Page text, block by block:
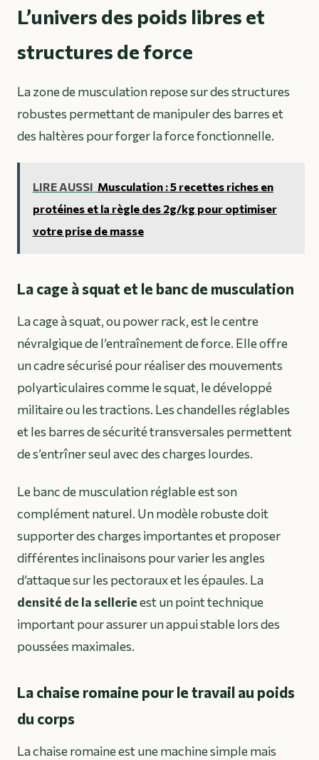
L’univers des poids libres et
structures de force
La zone de musculation repose sur des structures
robustes permettant de manipuler des barres et
des haltères pour forger la force fonctionnelle.
LIRE AUSSI Musculation : 5 recettes riches en
protéines et la règle des 2g/kg pour optimiser
votre prise de masse
La cage à squat et le banc de musculation
La cage à squat, ou power rack, est le centre
névralgique de l’entraînement de force. Elle offre
un cadre sécurisé pour réaliser des mouvements
polyarticulaires comme le squat, le développé
militaire ou les tractions. Les chandelles réglables
et les barres de sécurité transversales permettent
de s’entrîner seul avec des charges lourdes.
Le banc de musculation réglable est son
complément naturel. Un modèle robuste doit
supporter des charges importantes et proposer
différentes inclinaisons pour varier les angles
d’attaque sur les pectoraux et les épaules. La
densité de la sellerieest un point technique
important pour assurer un appui stable lors des
poussées maximales.
La chaise romaine pour le travail au poids
du corps
La chaise romaine est une machine simple mais